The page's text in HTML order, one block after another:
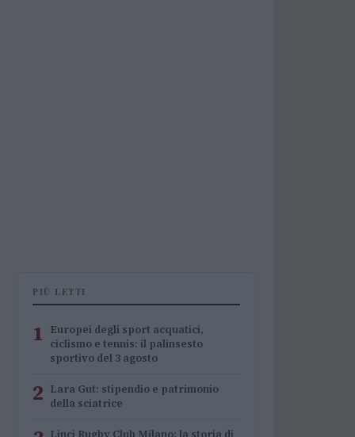
PIÙ LETTI
1 Europei degli sport acquatici,
ciclismo e tennis: il palinsesto
sportivo del 3 agosto
2 Lara Gut: stipendio e patrimonio
della sciatrice
Linci Rugby Club Milano: la storia di